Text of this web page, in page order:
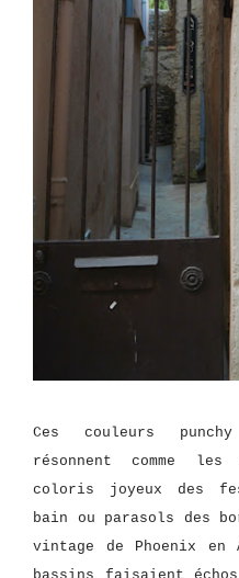
Ces couleurs
résonnent comme
coloris joyeux des
bain ou parasols des
vintage de Phoenix en